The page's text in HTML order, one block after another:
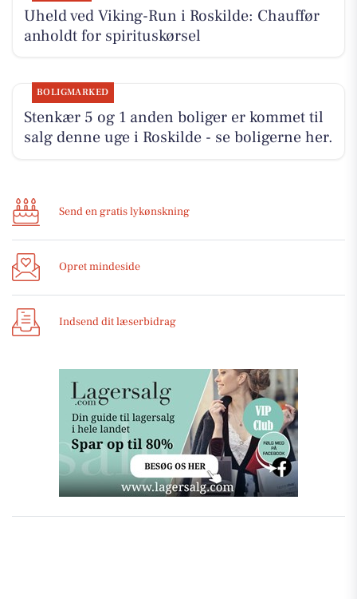
Uheld ved Viking-Run i Roskilde: Chauffør
anholdt for spirituskørsel
BOLIGMARKED
Stenkær 5 og 1 anden boliger er kommet til
salg denne uge i Roskilde - se boligerne her.
Send en gratis lykønskning
Opret mindeside
Indsend dit læserbidrag